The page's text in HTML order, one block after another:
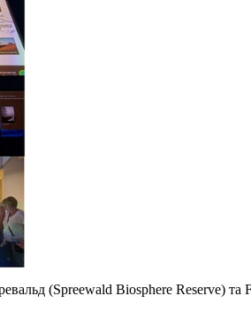
(Spreewald Biosphere Reserve) та